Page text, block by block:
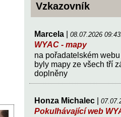
Vzkazovník
Marcela 08.07.2026
WYAC - mapy
na pořadatelském
byly mapy ze všech tří
doplněny
Honza Michalec
Pokulhávající web